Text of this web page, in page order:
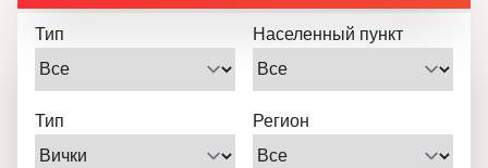
Тип Населенный пункт
Тип Регион